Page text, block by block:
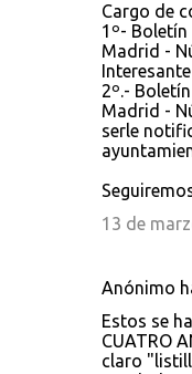
Cargo de
1º-
Madrid -
2º.-
Madrid -
serle
13 de
Anónimo
Estos se
CUATRO
claro